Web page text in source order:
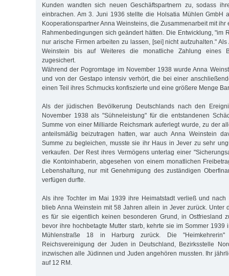
Kunden wandten sich neuen Geschäftspartnern zu, sodass
einbrachen. Am 3. Juni 1936 stellte die Holsatia Mühlen GmbH
Kooperationspartner Anna Weinsteins, die Zusammenarbeit mit
Rahmenbedingungen sich geändert hätten. Die Entwicklung, "im
nur arische Firmen arbeiten zu lassen, [sei] nicht aufzuhalten."
Weinstein bis auf Weiteres die monatliche Zahlung eines
zugesichert.
Während der Pogromtage im November 1938 wurde Anna
und von der Gestapo intensiv verhört, die bei einer
einen Teil ihres Schmucks konfiszierte und eine größere Menge
Als der jüdischen Bevölkerung Deutschlands nach den
November 1938 als "Sühneleistung" für die entstandenen
Summe von einer Milliarde Reichsmark auferlegt wurde, zu der
anteilsmäßig beizutragen hatten, war auch Anna Weinstein
Summe zu begleichen, musste sie ihr Haus in Jever zu sehr
verkaufen. Der Rest ihres Vermö­gens unterlag einer
die Kontoinhaberin, abgesehen von einem monatlichen
Lebenshaltung, nur mit Genehmigung des zuständigen
verfügen durfte.
Als ihre Tochter im Mai 1939 ihre Heimatstadt verließ und nach
blieb Anna Weinstein mit 58 Jahren allein in Jever zurück. Unter
es für sie eigentlich keinen besonderen Grund, in Ostfriesland
bevor ihre hochbetagte Mutter starb, kehrte sie im Sommer 1939
Mühlenstraße 18 in Harburg zurück. Die
Reichsvereinigung der Juden in Deutschland, Bezirksstelle
inzwischen alle Jüdinnen und Juden an­gehören mussten. Ihr
auf 12 RM.